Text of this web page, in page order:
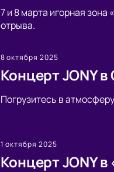
7 и 8 марта игорная
отрыва.
8 октября 2025
Концерт JONY
Погрузитесь в
1 октября 2025
Концерт JONY